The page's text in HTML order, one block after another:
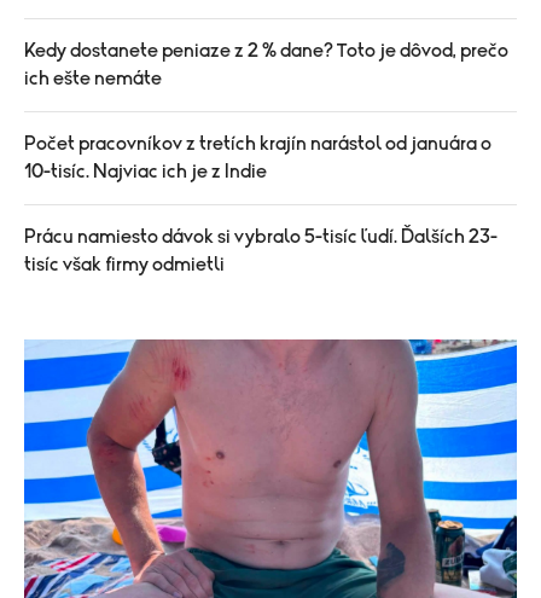
Kedy dostanete peniaze z 2 % dane? Toto je dôvod, prečo
ich ešte nemáte
Počet pracovníkov z tretích krajín narástol od januára o
10-tisíc. Najviac ich je z Indie
Prácu namiesto dávok si vybralo 5-tisíc ľudí. Ďalších 23-
tisíc však firmy odmietli